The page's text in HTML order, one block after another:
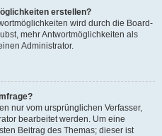
erstellen?
wird durch die Board-
mehr Antwortmöglichkeiten als
Administrator.
nur vom ursprünglichen Verfasser,
bearbeitet werden. Um eine
Beitrag des Themas; dieser ist